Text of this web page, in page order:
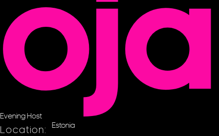
Evening Host
Location: Estonia